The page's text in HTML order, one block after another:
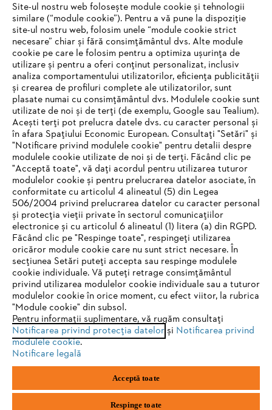
#STIHL
STIHL Romania
Informaţii Utile
Politica de confidenţialitate Informare legală
Politica de cookie Informații juridice
SC Andreas Stihl Motounelte SRL
Str. Drumul Gării Otopeni, nr. 26-28
IHR BROWSER WIRD NICHT
UNTERSTÜTZT
Sie nutzen einen Browser, den wir noch nicht unterstützen. Für
eine optimale Nutzung unserer Seite empfehlen wir Ihnen, zu
einem der folgenden Browser zu wechseln:
Firefox Chrome
Site-ul nostru web folosește module cookie și tehnologii
similare (“module cookie”). Pentru a vă pune la dispoziție
site-ul nostru web, folosim unele “module cookie strict
necesare” chiar și fără consimțământul dvs. Alte module
cookie pe care le folosim pentru a optimiza ușurința de
utilizare și pentru a oferi conținut personalizat, inclusiv
analiza comportamentului utilizatorilor, eficiența publicității
și crearea de profiluri complete ale utilizatorilor, sunt
plasate numai cu consimțământul dvs. Modulele cookie sunt
utilizate de noi și de terți (de exemplu, Google sau Tealium).
Acești terți pot prelucra datele dvs. cu caracter personal și
în afara Spațiului Economic European. Consultați "Setări" și
"Notificare privind modulele cookie" pentru detalii despre
modulele cookie utilizate de noi și de terți. Făcând clic pe
"Acceptă toate", vă dați acordul pentru utilizarea tuturor
modulelor cookie și pentru prelucrarea datelor asociate, în
conformitate cu articolul 4 alineatul (5) din Legea
506/2004 privind prelucrarea datelor cu caracter personal
și protecția vieții private în sectorul comunicațiilor
electronice și cu articolul 6 alineatul (1) litera (a) din RGPD.
Făcând clic pe "Respinge toate", respingeți utilizarea
oricăror module cookie care nu sunt strict necesare. În
secțiunea Setări puteți accepta sau respinge modulele
cookie individuale. Vă puteți retrage consimțământul
privind utilizarea modulelor cookie individuale sau a tuturor
modulelor cookie în orice moment, cu efect viitor, la rubrica
"Module cookie" din subsol.
Pentru informații suplimentare, vă rugăm consultați
Notificarea privind protecția datelorși Notificarea privind
modulele cookie.
Notificare legală
Acceptă toate
Respinge toate